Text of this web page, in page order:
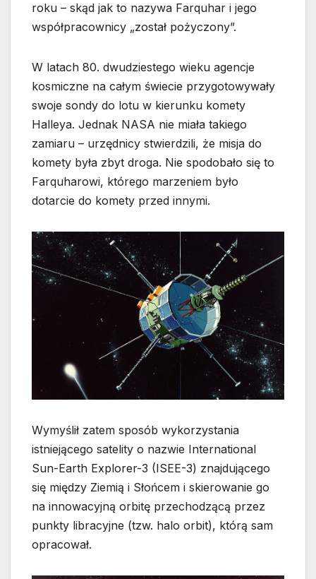
roku – skąd jak to nazywa Farquhar i jego
współpracownicy „został pożyczony”.
W latach 80. dwudziestego wieku agencje
kosmiczne na całym świecie przygotowywały
swoje sondy do lotu w kierunku komety
Halleya. Jednak NASA nie miała takiego
zamiaru – urzędnicy stwierdzili, że misja do
komety była zbyt droga. Nie spodobało się to
Farquharowi, którego marzeniem było
dotarcie do komety przed innymi.
Wymyślił zatem sposób wykorzystania
istniejącego satelity o nazwie International
Sun-Earth Explorer-3 (ISEE-3) znajdującego
się między Ziemią i Słońcem i skierowanie go
na innowacyjną orbitę przechodzącą przez
punkty libracyjne (tzw. halo orbit), którą sam
opracował.